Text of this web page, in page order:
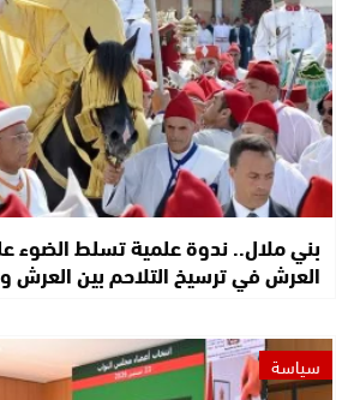
بني ملال.. ندوة علمية تسلط الضوء
العرش في ترسيخ التلاحم بين
سياسة